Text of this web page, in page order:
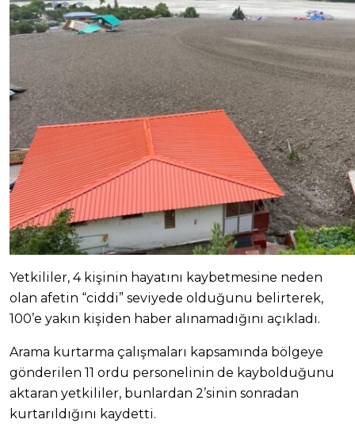
Yetkililer, 4 kişinin hayatını kaybetmesine neden
olan afetin “ciddi” seviyede olduğunu belirterek,
100’e yakın kişiden haber alınamadığını açıkladı.
Arama kurtarma çalışmaları kapsamında bölgeye
gönderilen 11 ordu personelinin de kaybolduğunu
aktaran yetkililer, bunlardan 2’sinin sonradan
kurtarıldığını kaydetti.